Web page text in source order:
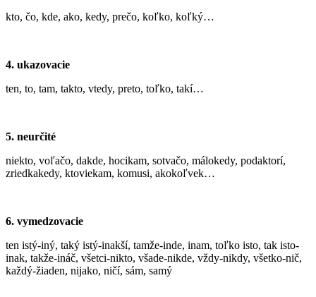
kto, čo, kde, ako, kedy, prečo, koľko, koľký…
4. ukazovacie
ten, to, tam, takto, vtedy, preto, toľko, takí…
5. neurčité
niekto, voľačo, dakde, hocikam, sotvačo, málokedy, podaktorí,
zriedkakedy, ktoviekam, komusi, akokoľvek…
6. vymedzovacie
ten istý-iný, taký istý-inakší, tamže-inde, inam, toľko isto, tak isto-
inak, takže-ináč, všetci-nikto, všade-nikde, vždy-nikdy, všetko-nič,
každý-žiaden, nijako, ničí, sám, samý